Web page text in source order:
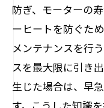
防ぎ、モーターの
ーヒートを防ぐた
メンテナンスを行
スを最大限に引き
生じた場合は、早